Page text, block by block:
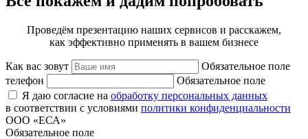
Проведём презентацию наших сервисов и расскажем,
как эффективно применять в вашем бизнесе
Как вас зовут
Обязательное поле
телефон
Обязательное поле
Я даю согласие на обработку персональных данных
в соответствии с условиями политики конфиденциальности
ООО «ЕСА»
Обязательное поле